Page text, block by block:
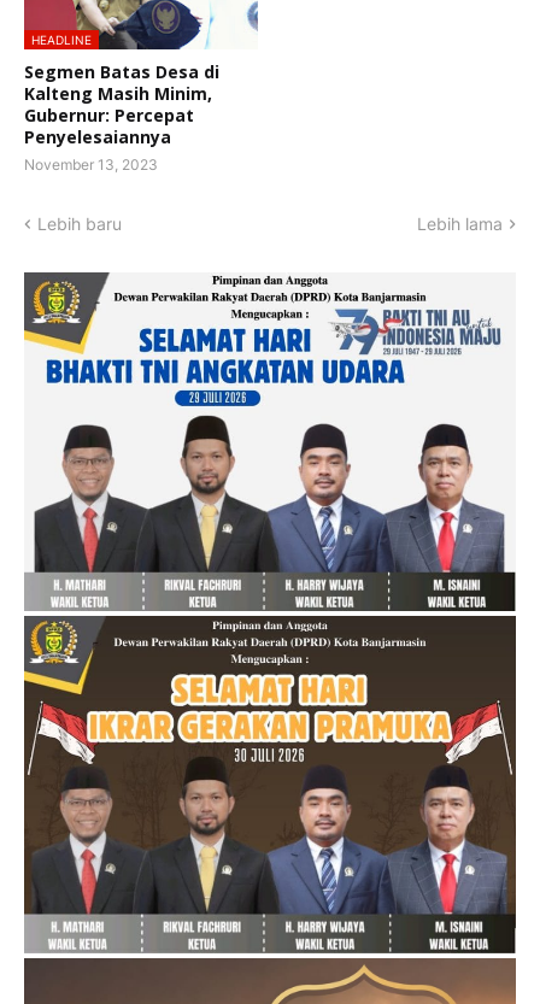
HEADLINE
Segmen Batas Desa di
Kalteng Masih Minim,
Gubernur: Percepat
Penyelesaiannya
November 13, 2023
Lebih baru Lebih lama